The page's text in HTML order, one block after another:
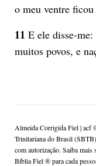
o meu ventre ficou
11 E ele disse-
muitos povos, e
Almeida Corrigida Fiel | acf
Trinitariana do Brasil
com autorização. Saiba mais
Bíblia Fiel ®️ para cada